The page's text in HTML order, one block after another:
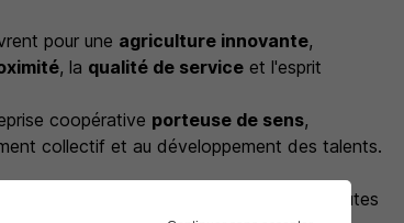
pour une agriculture innovante,
, la qualité de service et l'esprit
coopérative porteuse de sens,
collectif et au développement des talents.
étudie, à compétences égales, toutes